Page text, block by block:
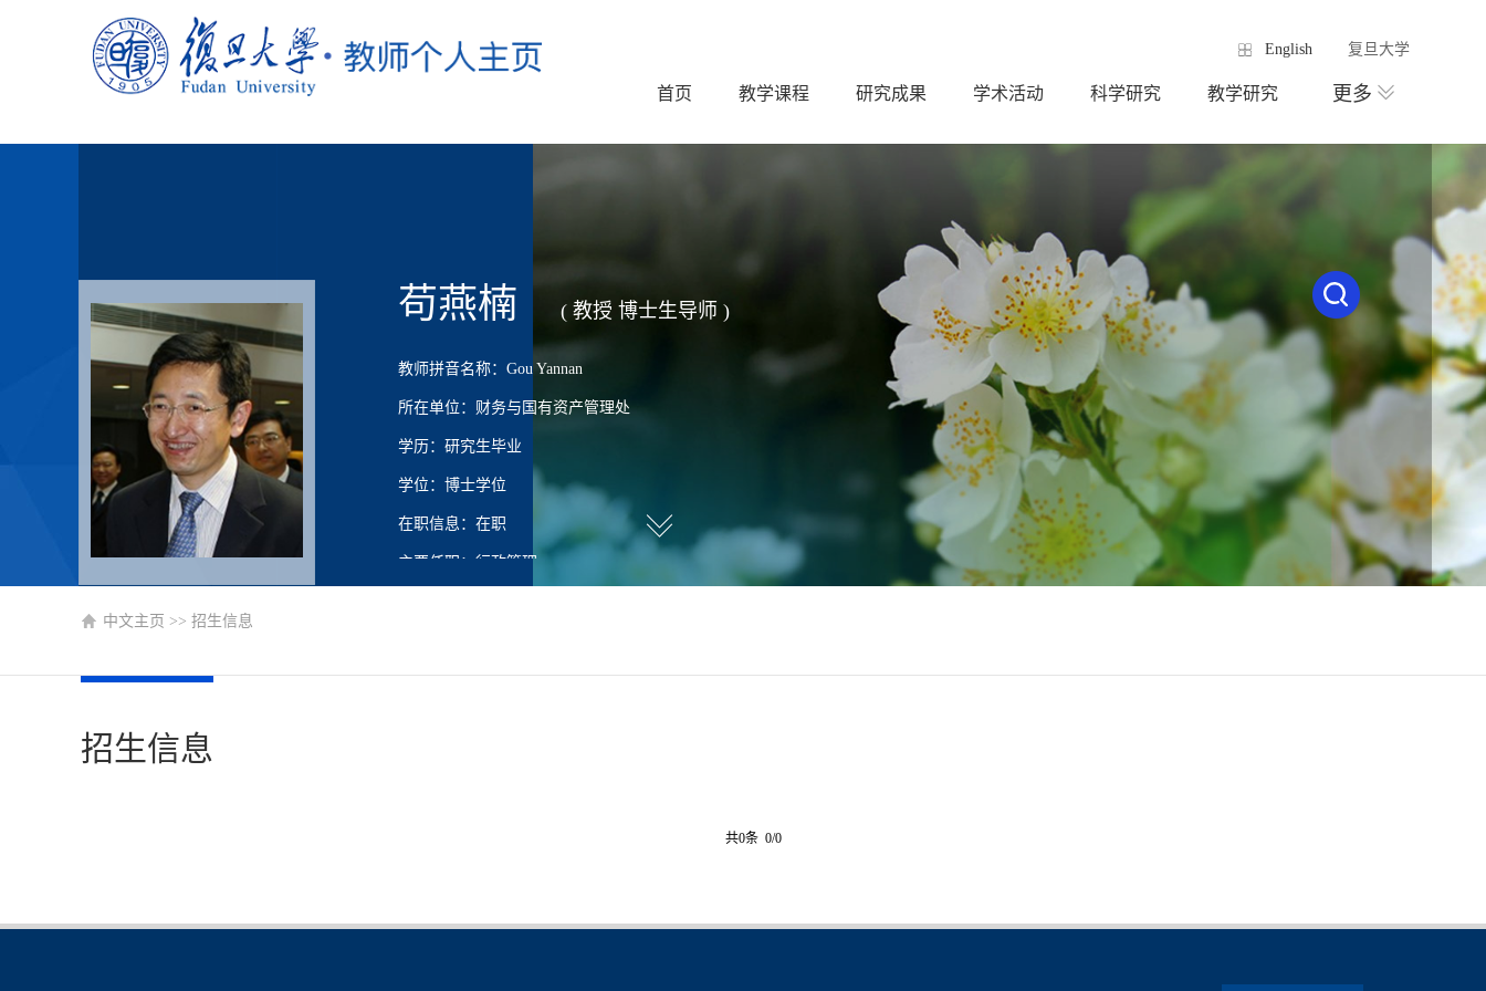
English 复旦大学
首页 教学课程 研究成果 学术活动 科学研究 教学研究 更多
苟燕楠 ( 教授 博士生导师 )
教师拼音名称：Gou Yannan
所在单位：财务与国有资产管理处
学历：研究生毕业
学位：博士学位
在职信息：在职
主要任职：行政管理
中文主页 >> 招生信息
招生信息
共0条 0/0